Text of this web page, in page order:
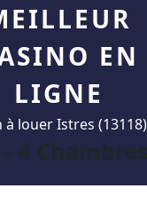
EN
LIGNE
à louer Istres
4